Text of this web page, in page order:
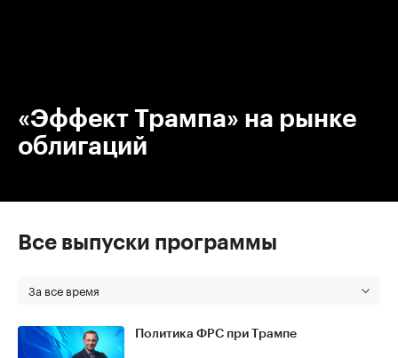
«Эффект Трампа» на рынке
облигаций
Все выпуски программы
За все время
Политика ФРС при Трампе